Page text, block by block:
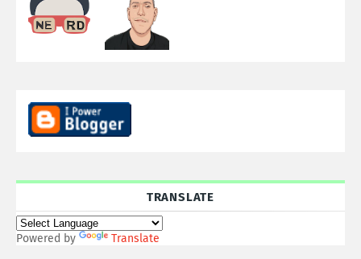
TRANSLATE
Powered by Translate